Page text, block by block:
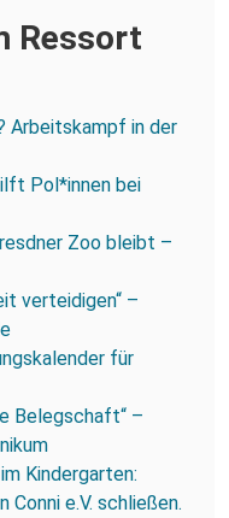
Ressort
Arbeitskampf in der
Pol*innen bei
Zoo bleibt –
verteidigen“ –
für
Belegschaft“ –
Kindergarten:
Conni e.V. schließen.